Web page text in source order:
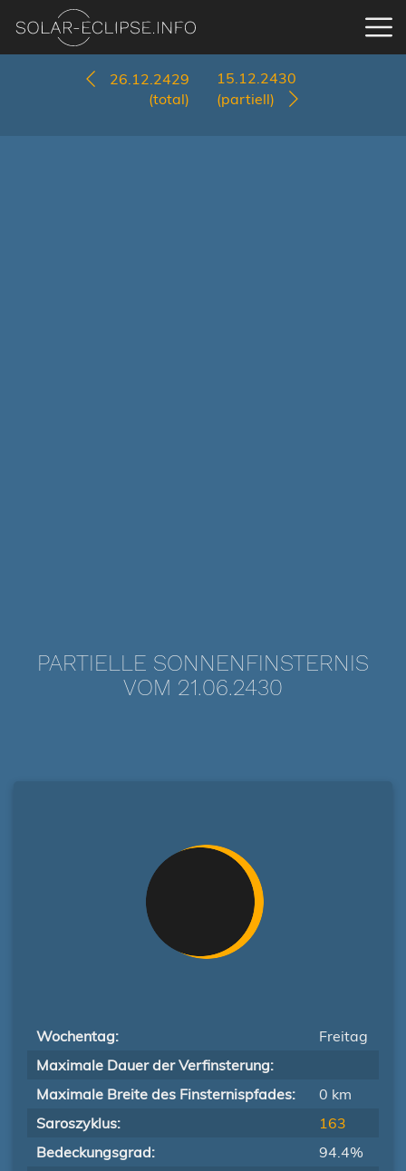
26.12.2429
(total)
15.12.2430
(partiell)
PARTIELLE SONNENFINSTERNIS
VOM 21.06.2430
Wochentag:
Freitag
Maximale Dauer der Verfinsterung:
Maximale Breite des Finsternispfades:
0 km
Saroszyklus:
163
Bedeckungsgrad:
94.4%